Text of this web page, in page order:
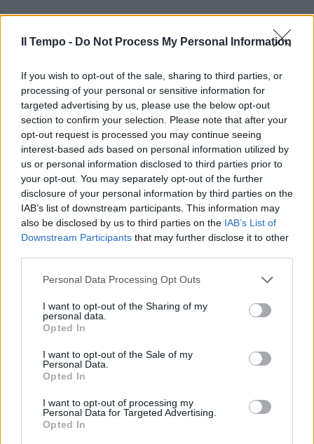
Il Tempo - Do Not Process My Personal Information
If you wish to opt-out of the sale, sharing to third parties, or
processing of your personal or sensitive information for
targeted advertising by us, please use the below opt-out
section to confirm your selection. Please note that after your
opt-out request is processed you may continue seeing
interest-based ads based on personal information utilized by
us or personal information disclosed to third parties prior to
your opt-out. You may separately opt-out of the further
disclosure of your personal information by third parties on the
IAB’s list of downstream participants. This information may
also be disclosed by us to third parties on the IAB’s List of
Downstream Participants that may further disclose it to other
Personal Data Processing Opt Outs
I want to opt-out of the Sharing of my
personal data.
Opted In
I want to opt-out of the Sale of my
Personal Data.
Opted In
I want to opt-out of processing my
Personal Data for Targeted Advertising.
Opted In